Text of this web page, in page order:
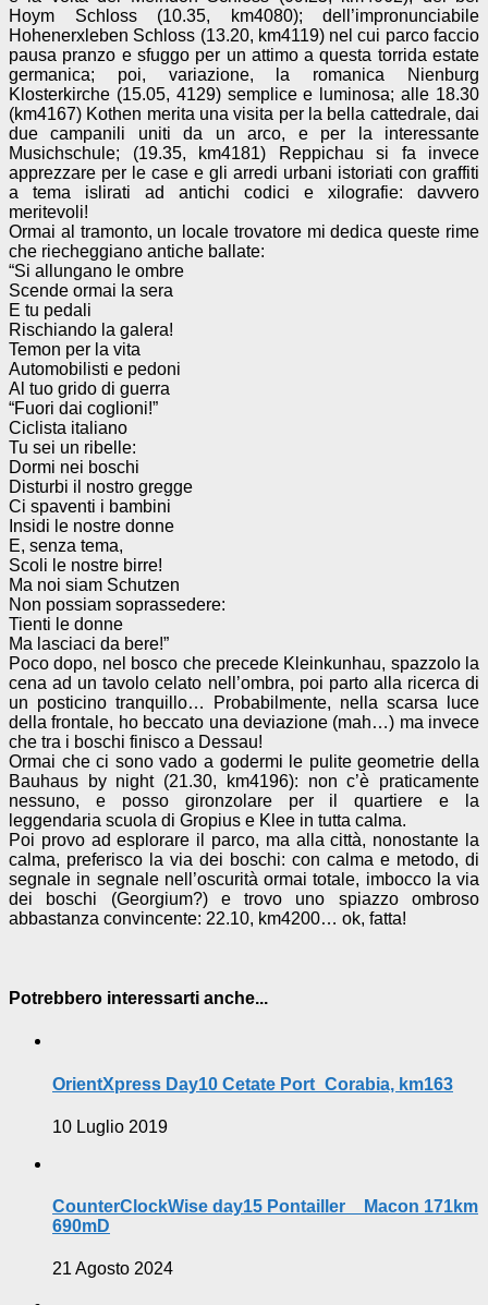
Hoym Schloss (10.35, km4080); dell’impronunciabile
Hohenerxleben Schloss (13.20, km4119) nel cui parco faccio
pausa pranzo e sfuggo per un attimo a questa torrida estate
germanica; poi, variazione, la romanica Nienburg
Klosterkirche (15.05, 4129) semplice e luminosa; alle 18.30
(km4167) Kothen merita una visita per la bella cattedrale, dai
due campanili uniti da un arco, e per la interessante
Musichschule; (19.35, km4181) Reppichau si fa invece
apprezzare per le case e gli arredi urbani istoriati con graffiti
a tema islirati ad antichi codici e xilografie: davvero
meritevoli!
Ormai al tramonto, un locale trovatore mi dedica queste rime
che riecheggiano antiche ballate:
“Si allungano le ombre
Scende ormai la sera
E tu pedali
Rischiando la galera!
Temon per la vita
Automobilisti e pedoni
Al tuo grido di guerra
“Fuori dai coglioni!”
Ciclista italiano
Tu sei un ribelle:
Dormi nei boschi
Disturbi il nostro gregge
Ci spaventi i bambini
Insidi le nostre donne
E, senza tema,
Scoli le nostre birre!
Ma noi siam Schutzen
Non possiam soprassedere:
Tienti le donne
Ma lasciaci da bere!”
Poco dopo, nel bosco che precede Kleinkunhau, spazzolo la
cena ad un tavolo celato nell’ombra, poi parto alla ricerca di
un posticino tranquillo… Probabilmente, nella scarsa luce
della frontale, ho beccato una deviazione (mah…) ma invece
che tra i boschi finisco a Dessau!
Ormai che ci sono vado a godermi le pulite geometrie della
Bauhaus by night (21.30, km4196): non c’è praticamente
nessuno, e posso gironzolare per il quartiere e la
leggendaria scuola di Gropius e Klee in tutta calma.
Poi provo ad esplorare il parco, ma alla città, nonostante la
calma, preferisco la via dei boschi: con calma e metodo, di
segnale in segnale nell’oscurità ormai totale, imbocco la via
dei boschi (Georgium?) e trovo uno spiazzo ombroso
abbastanza convincente: 22.10, km4200… ok, fatta!
Potrebbero interessarti anche...
OrientXpress Day10 Cetate Port_Corabia, km163
10 Luglio 2019
CounterClockWise day15 Pontailler _ Macon 171km
690mD
21 Agosto 2024